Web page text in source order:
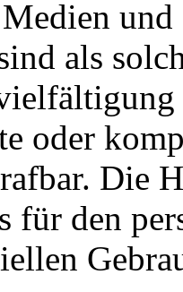
als
oder
Die
für den